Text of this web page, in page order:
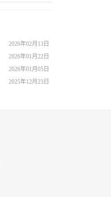
2026年02月13日
2026年01月22日
2026年01月05日
2025年12月23日